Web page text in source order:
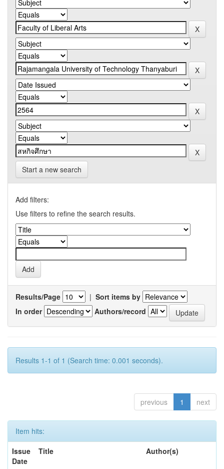
Start a new search
Add filters:
Use filters to refine the search results.
Results/Page | Sort items by
In order
Authors/record
Results 1-1 of 1 (Search time: 0.001 seconds).
previous 1 next
Item hits:
Issue
Date
Title Author(s)